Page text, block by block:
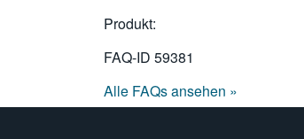
Produkt:
FAQ-ID 59381
Alle FAQs ansehen »